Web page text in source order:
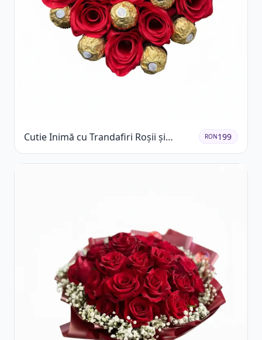
Cutie Inimă cu Trandafiri Roșii și
Ferrero Rocher
RON199